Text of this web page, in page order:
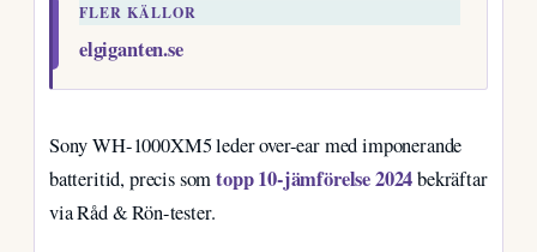
FLER KÄLLOR
elgiganten.se
Sony WH-1000XM5 leder over-ear med imponerande
batteritid, precis somtopp 10-jämförelse 2024bekräftar
via Råd & Rön-tester.